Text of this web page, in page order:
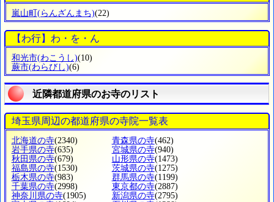
嵐山町 (らんざんまち)(22)
【わ行】わ・を・ん
和光市(わこうし)(10)
蕨市(わらびし)(6)
近隣都道府県のお寺のリスト
埼玉県周辺の都道府県の寺院一覧表
北海道の寺(2340) 青森県の寺(462)
岩手県の寺(635) 宮城県の寺(940)
秋田県の寺(679) 山形県の寺(1473)
福島県の寺(1530) 茨城県の寺(1275)
栃木県の寺(983) 群馬県の寺(1199)
千葉県の寺(2998) 東京都の寺(2887)
神奈川県の寺(1905) 新潟県の寺(2795)